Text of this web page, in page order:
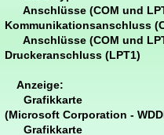
Anschlüsse
Kommunikationsanschluss
Anschlüsse (COM
Druckeranschluss (LPT1)
Anzeige:
Grafikkarte
(Microsoft Corporation -
Grafikkarte